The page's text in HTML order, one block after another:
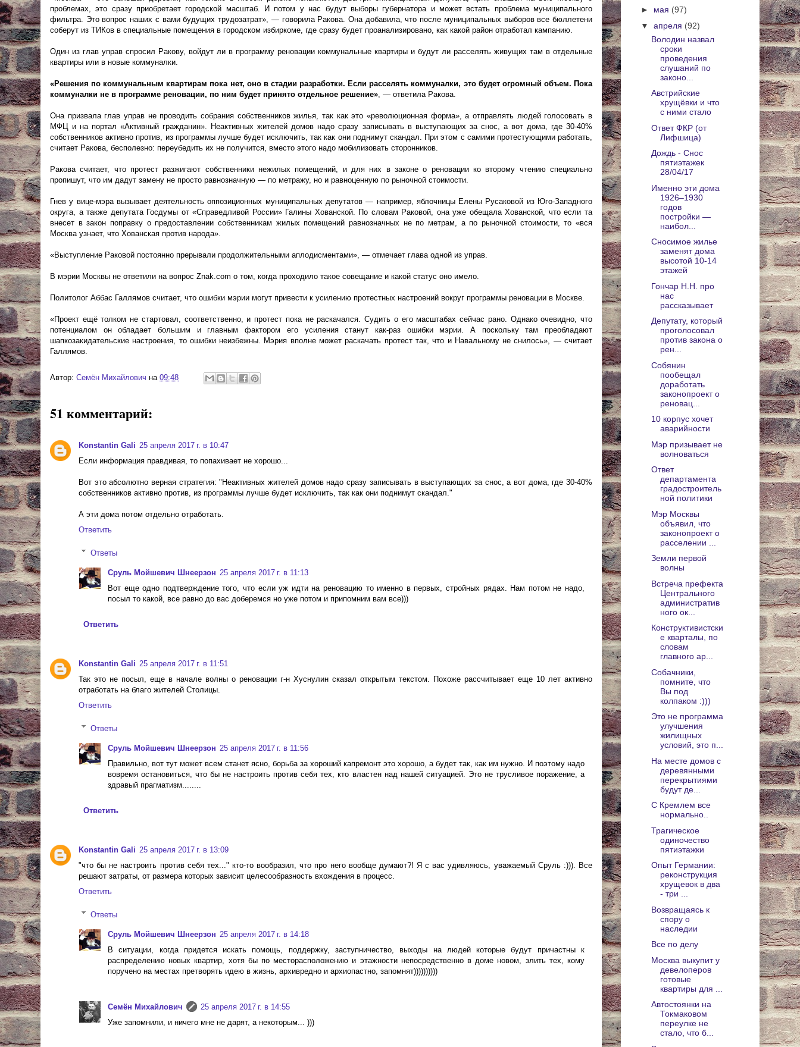
проблемах, это сразу приобретает городской масштаб. И потом у нас будут выборы губернатора и может встать проблема муниципального
фильтра. Это вопрос наших с вами будущих трудозатрат», — говорила Ракова. Она добавила, что после муниципальных выборов все бюллетени
соберут из ТИКов в специальные помещения в городском избиркоме, где сразу будет проанализировано, как какой район отработал кампанию.
Один из глав управ спросил Ракову, войдут ли в программу реновации коммунальные квартиры и будут ли расселять живущих там в отдельные
квартиры или в новые коммуналки.
«Решения по коммунальным квартирам пока нет, оно в стадии разработки. Если расселять коммуналки, это будет огромный объем. Пока
коммуналки не в программе реновации, по ним будет принято отдельное решение», — ответила Ракова.
Она призвала глав управ не проводить собрания собственников жилья, так как это «революционная форма», а отправлять людей голосовать в
МФЦ и на портал «Активный гражданин». Неактивных жителей домов надо сразу записывать в выступающих за снос, а вот дома, где 30-40%
собственников активно против, из программы лучше будет исключить, так как они поднимут скандал. При этом с самими протестующими работать,
считает Ракова, бесполезно: переубедить их не получится, вместо этого надо мобилизовать сторонников.
Ракова считает, что протест разжигают собственники нежилых помещений, и для них в законе о реновации ко второму чтению специально
пропишут, что им дадут замену не просто равнозначную — по метражу, но и равноценную по рыночной стоимости.
Гнев у вице-мэра вызывает деятельность оппозиционных муниципальных депутатов — например, яблочницы Елены Русаковой из Юго-Западного
округа, а также депутата Госдумы от «Справедливой России» Галины Хованской. По словам Раковой, она уже обещала Хованской, что если та
внесет в закон поправку о предоставлении собственникам жилых помещений равнозначных не по метрам, а по рыночной стоимости, то «вся
Москва узнает, что Хованская против народа».
«Выступление Раковой постоянно прерывали продолжительными аплодисментами», — отмечает глава одной из управ.
В мэрии Москвы не ответили на вопрос Znak.com о том, когда проходило такое совещание и какой статус оно имело.
Политолог Аббас Галлямов считает, что ошибки мэрии могут привести к усилению протестных настроений вокруг программы реновации в Москве.
«Проект ещё толком не стартовал, соответственно, и протест пока не раскачался. Судить о его масштабах сейчас рано. Однако очевидно, что
потенциалом он обладает большим и главным фактором его усиления станут как-раз ошибки мэрии. А поскольку там преобладают
шапкозакидательские настроения, то ошибки неизбежны. Мэрия вполне может раскачать протест так, что и Навальному не снилось», — считает
Галлямов.
Автор: Cемён Михайлович на 09:48
51 комментарий:
Konstantin Gali 25 апреля 2017 г. в 10:47
Если информация правдивая, то попахивает не хорошо...
Вот это абсолютно верная стратегия: "Неактивных жителей домов надо сразу записывать в выступающих за снос, а вот дома, где 30-40%
собственников активно против, из программы лучше будет исключить, так как они поднимут скандал."
А эти дома потом отдельно отработать.
Ответить
Ответы
Сруль Мойшевич Шнеерзон 25 апреля 2017 г. в 11:13
Вот еще одно подтверждение того, что если уж идти на реновацию то именно в первых, стройных рядах. Нам потом не надо,
посыл то какой, все равно до вас доберемся но уже потом и припомним вам все)))
Ответить
Konstantin Gali 25 апреля 2017 г. в 11:51
Так это не посыл, еще в начале волны о реновации г-н Хуснулин сказал открытым текстом. Похоже рассчитывает еще 10 лет активно
отработать на благо жителей Столицы.
Ответить
Ответы
Сруль Мойшевич Шнеерзон 25 апреля 2017 г. в 11:56
Правильно, вот тут может всем станет ясно, борьба за хороший капремонт это хорошо, а будет так, как им нужно. И поэтому надо
вовремя остановиться, что бы не настроить против себя тех, кто властен над нашей ситуацией. Это не трусливое поражение, а
здравый прагматизм........
Ответить
Konstantin Gali 25 апреля 2017 г. в 13:09
"что бы не настроить против себя тех..." кто-то вообразил, что про него вообще думают?! Я с вас удивляюсь, уважаемый Сруль :))). Все
решают затраты, от размера которых зависит целесообразность вхождения в процесс.
Ответить
Ответы
Сруль Мойшевич Шнеерзон 25 апреля 2017 г. в 14:18
В ситуации, когда придется искать помощь, поддержку, заступничество, выходы на людей которые будут причастны к
распределению новых квартир, хотя бы по месторасположению и этажности непосредственно в доме новом, злить тех, кому
поручено на местах претворять идею в жизнь, архивредно и архиопастно, запомнят))))))))))
Cемён Михайлович
25 апреля 2017 г. в 14:55
Уже запомнили, и ничего мне не дарят, а некоторым... )))
► мая (97)
▼ апреля (92)
Володин назвал
сроки
проведения
слушаний по
законо...
Австрийские
хрущёвки и что
с ними стало
Ответ ФКР (от
Лифшица)
Дождь - Снос
пятиэтажек
28/04/17
Именно эти дома
1926–1930
годов
постройки —
наибол...
Сносимое жилье
заменят дома
высотой 10-14
этажей
Гончар Н.Н. про
нас
рассказывает
Депутату, который
проголосовал
против закона о
рен...
Собянин
пообещал
доработать
законопроект о
реновац...
10 корпус хочет
аварийности
Мэр призывает не
волноваться
Ответ
департамента
градостроитель
ной политики
Мэр Москвы
объявил, что
законопроект о
расселении ...
Земли первой
волны
Встреча префекта
Центрального
административ
ного ок...
Конструктивистски
е кварталы, по
словам
главного ар...
Собачники,
помните, что
Вы под
колпаком :)))
Это не программа
улучшения
жилищных
условий, это п...
На месте домов с
деревянными
перекрытиями
будут де...
С Кремлем все
нормально..
Трагическое
одиночество
пятиэтажки
Опыт Германии:
реконструкция
хрущевок в два
- три ...
Возвращаясь к
спору о
наследии
Все по делу
Москва выкупит у
девелоперов
готовые
квартиры для ...
Автостоянки на
Токмаковом
переулке не
стало, что б...